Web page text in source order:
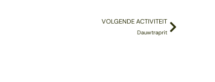
VOLGENDE ACTIVITEIT
Dauwtraprit